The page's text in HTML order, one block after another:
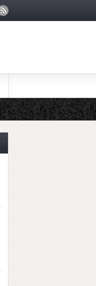
20万キロのセルシオが海外で